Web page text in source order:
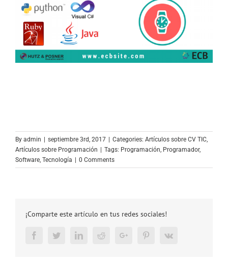
By admin septiembre 3rd, 2017 Categories: Artículos sobre CV TIC,
Artículos sobre Programación
Tags: Programación, Programador,
Software, Tecnología 0 Comments
¡Comparte este artículo en tus redes sociales!
FacebookTwitterLinkedInRedditGoogle+ PinterestVk